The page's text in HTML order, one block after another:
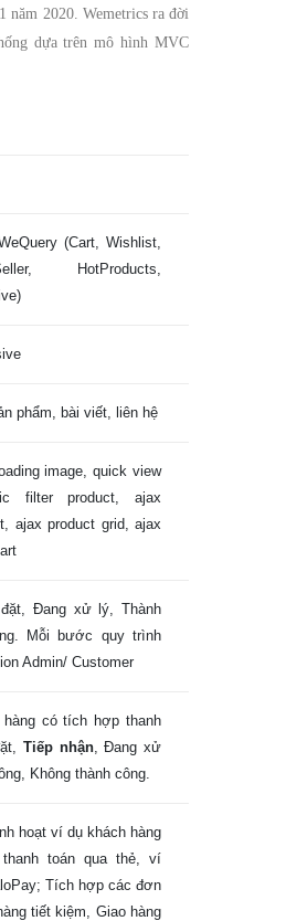
năm 2020. Wemetrics ra đời
dựa trên mô hình MVC
(Cart, Wishlist,
HotProducts,
phẩm, bài viết, liên hệ
image, quick view
filter product, ajax
ajax product grid, ajax
Đang xử lý, Thành
Mỗi bước quy trình
Admin/ Customer
có tích hợp thanh
Tiếp nhận, Đang xử
Không thành công.
hoạt ví dụ khách hàng
toán qua thẻ, ví
Tích hợp các đơn
tiết kiệm, Giao hàng